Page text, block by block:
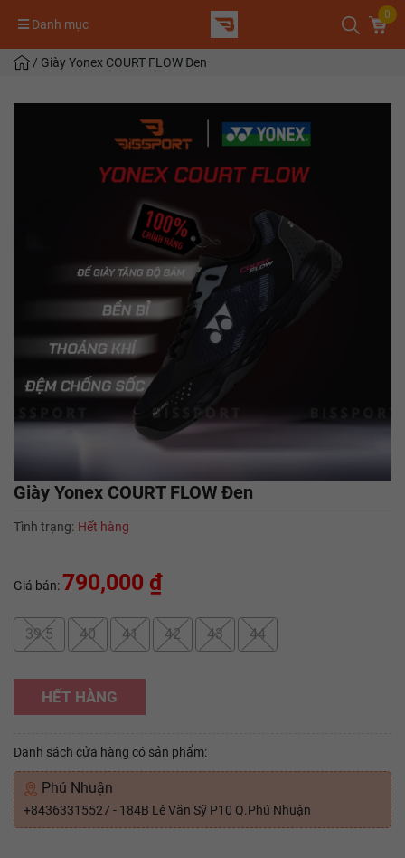
Danh mục
0
/ Giày Yonex COURT FLOW Đen
Giày Yonex COURT FLOW Đen
Tình trạng: Hết hàng
Giá bán:790,000 ₫
39.5 40 41 42 43 44
HẾT HÀNG
Danh sách cửa hàng có sản phẩm:
Phú Nhuận
+84363315527 - 184B Lê Văn Sỹ P10 Q.Phú Nhuận